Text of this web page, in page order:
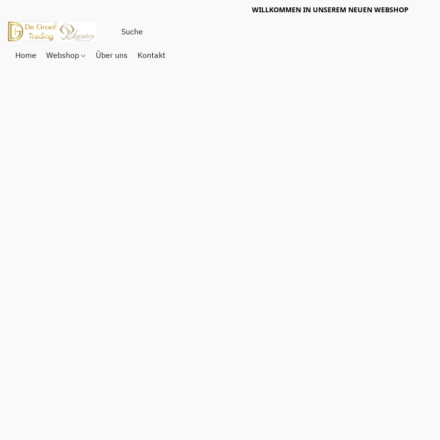
WILLKOMMEN IN UNSEREM NEUEN WEBSHOP
Home Webshop Über uns Kontakt